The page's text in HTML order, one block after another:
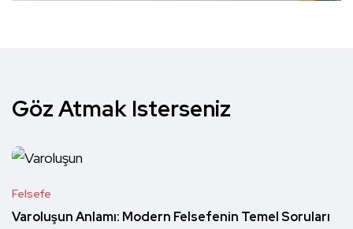
Göz Atmak Isterseniz
Felsefe
Varoluşun Anlamı: Modern Felsefenin Temel Soruları